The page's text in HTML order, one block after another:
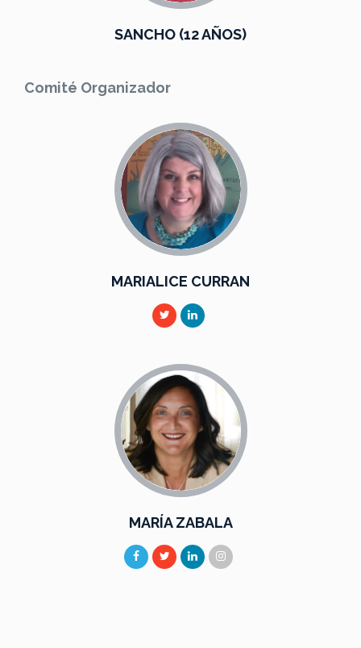
SANCHO (12 AÑOS)
Comité Organizador
MARIALICE CURRAN
MARÍA ZABALA